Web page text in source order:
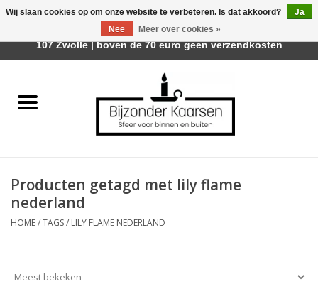
Räder Design Stories
Geurkaarsen
Tafelhaarden
Producten getagd met lily flame
nederland
HOME/TAGS/ LILY FLAME NEDERLAND
Wij slaan cookies op om onze website te verbeteren. Is dat akkoord?
Ja
Nee
Meer over cookies »
Afhalen is mogelijk bij Trotz Woon & Cadeau | Belvederelaan
107 Zwolle | boven de 70 euro geen verzendkosten